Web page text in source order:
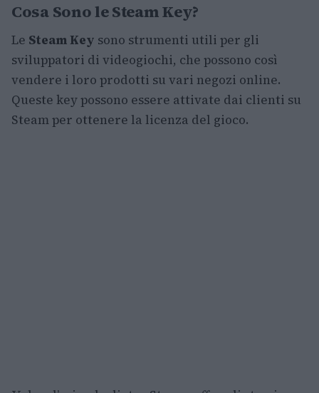
Cosa Sono le Steam Key?
Le Steam Key sono strumenti utili per gli
sviluppatori di videogiochi, che possono così
vendere i loro prodotti su vari negozi online.
Queste key possono essere attivate dai clienti su
Steam per ottenere la licenza del gioco.